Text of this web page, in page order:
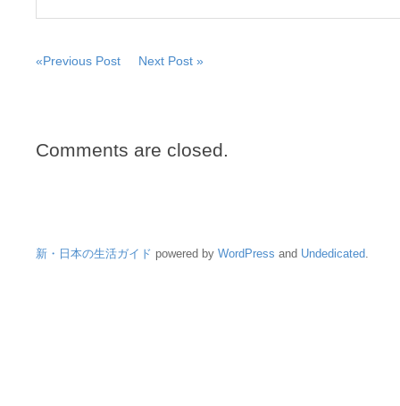
«Previous Post Next Post »
Comments are closed.
新・日本の生活ガイド powered by WordPress and Undedicated.